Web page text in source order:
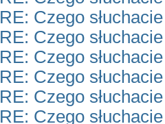
RE: Czego
RE: Czego
RE: Czego
RE: Czego
RE: Czego
RE: Czego